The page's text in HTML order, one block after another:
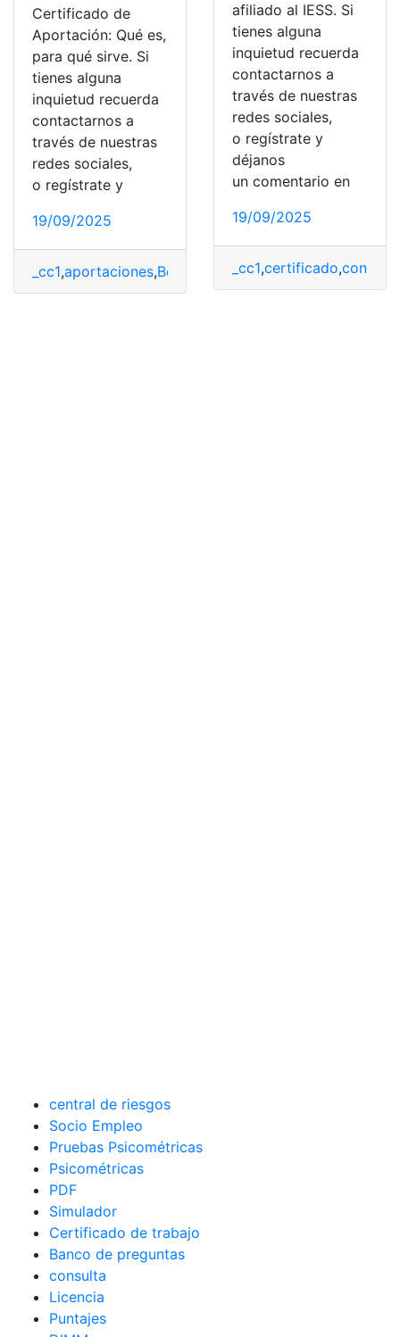
Certificado de
Aportación: Qué es,
para qué sirve. Si
tienes alguna
inquietud recuerda
contactarnos a
través de nuestras
redes sociales,
o regístrate y
19/09/2025
_cc1,aportaciones,Beneficios certificado,Requisitos
afiliado al IESS. Si
tienes alguna
inquietud recuerda
contactarnos a
través de nuestras
redes sociales,
o regístrate y
déjanos
un comentario en
19/09/2025
_cc1,certificado,consulta
central de riesgos
Socio Empleo
Pruebas Psicométricas
Psicométricas
PDF
Simulador
Certificado de trabajo
Banco de preguntas
consulta
Licencia
Puntajes